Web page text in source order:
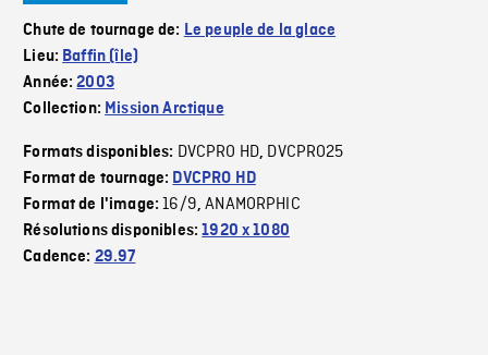
Chute de tournage de: Le peuple de la glace
Lieu: Baffin (île)
Année:2003
Collection: Mission Arctique
Formats disponibles: DVCPRO HD, DVCPRO25
Format de tournage: DVCPRO HD
Format de l'image:16/9,ANAMORPHIC
Résolutions disponibles:1920 x 1080
Cadence: 29.97